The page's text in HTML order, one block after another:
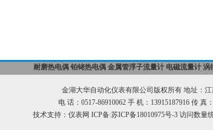
耐磨热电偶 铂铑热电偶 金属管浮子流量计 电磁流量计 涡
金湖大华自动化仪表有限公司版权所有 地址：
电 话：0517-86910062 手 机：13915187916 传 真
技术支持： 仪表网 ICP备:苏ICP备18010975号-3 访问数量